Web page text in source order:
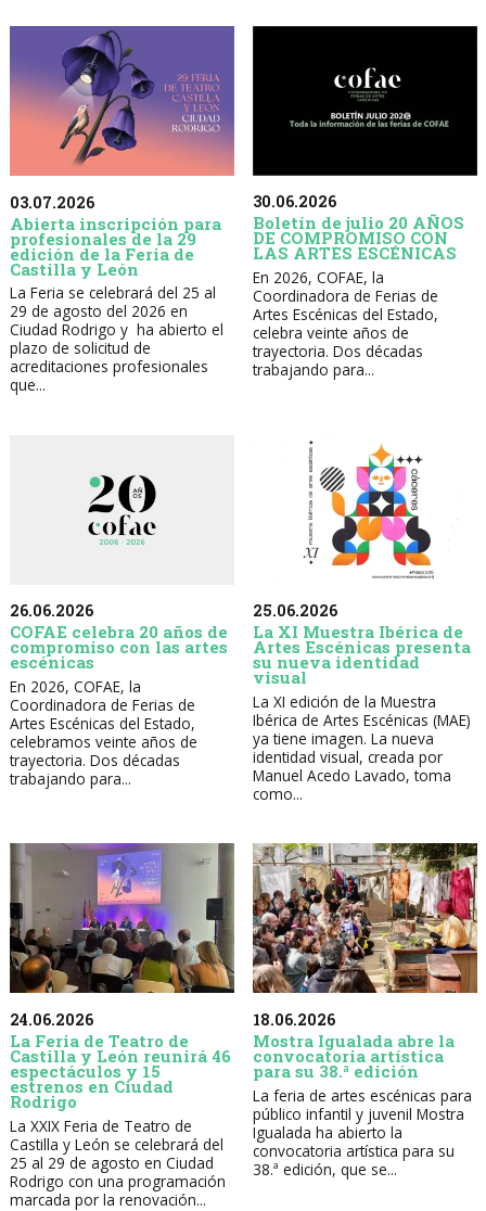
03.07.2026
Abierta inscripción para
profesionales de la 29
edición de la Feria de
Castilla y León
La Feria se celebrará del 25 al
29 de agosto del 2026 en
Ciudad Rodrigo y ha abierto el
plazo de solicitud de
acreditaciones profesionales
que...
30.06.2026
Boletín de julio 20 AÑOS
DE COMPROMISO CON
LAS ARTES ESCÉNICAS
En 2026, COFAE, la
Coordinadora de Ferias de
Artes Escénicas del Estado,
celebra veinte años de
trayectoria. Dos décadas
trabajando para...
26.06.2026
COFAE celebra 20 años de
compromiso con las artes
escénicas
En 2026, COFAE, la
Coordinadora de Ferias de
Artes Escénicas del Estado,
celebramos veinte años de
trayectoria. Dos décadas
trabajando para...
25.06.2026
La XI Muestra Ibérica de
Artes Escénicas presenta
su nueva identidad
visual
La XI edición de la Muestra
Ibérica de Artes Escénicas (MAE)
ya tiene imagen. La nueva
identidad visual, creada por
Manuel Acedo Lavado, toma
como...
24.06.2026
La Feria de Teatro de
Castilla y León reunirá 46
espectáculos y 15
estrenos en Ciudad
Rodrigo
La XXIX Feria de Teatro de
Castilla y León se celebrará del
25 al 29 de agosto en Ciudad
Rodrigo con una programación
marcada por la renovación...
18.06.2026
Mostra Igualada abre la
convocatoria artística
para su 38.ª edición
La feria de artes escénicas para
público infantil y juvenil Mostra
Igualada ha abierto la
convocatoria artística para su
38.ª edición, que se...